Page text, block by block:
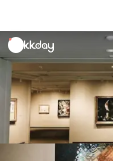
unread
notifications